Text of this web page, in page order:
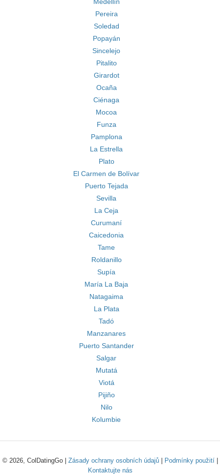
Pereira
Soledad
Popayán
Sincelejo
Pitalito
Girardot
Ocaña
Ciénaga
Mocoa
Funza
Pamplona
La Estrella
Plato
El Carmen de Bolívar
Puerto Tejada
Sevilla
La Ceja
Curumaní
Caicedonia
Tame
Roldanillo
Supía
María La Baja
Natagaima
La Plata
Tadó
Manzanares
Puerto Santander
Salgar
Mutatá
Viotá
Pijiño
Nilo
Kolumbie
© 2026, ColDatingGo | Zásady ochrany osobních údajů| Podmínky použití|
Kontaktujte nás